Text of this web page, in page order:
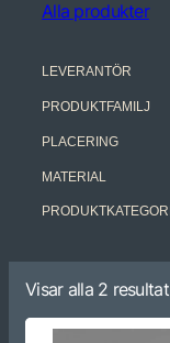
Alla produkter
LEVERANTÖR
PRODUKTFAMILJ
PLACERING
MATERIAL
PRODUKTKATEGORI
Visar alla 2 resultat